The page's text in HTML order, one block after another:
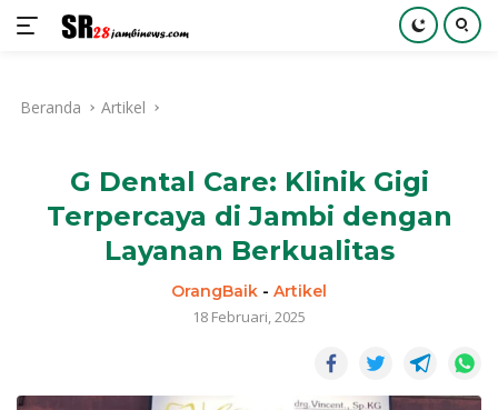
kontenBeranda Artikel
G Dental Care: Klinik Gigi
Terpercaya di Jambi dengan
Layanan Berkualitas
OrangBaik - Artikel
18 Februari, 2025